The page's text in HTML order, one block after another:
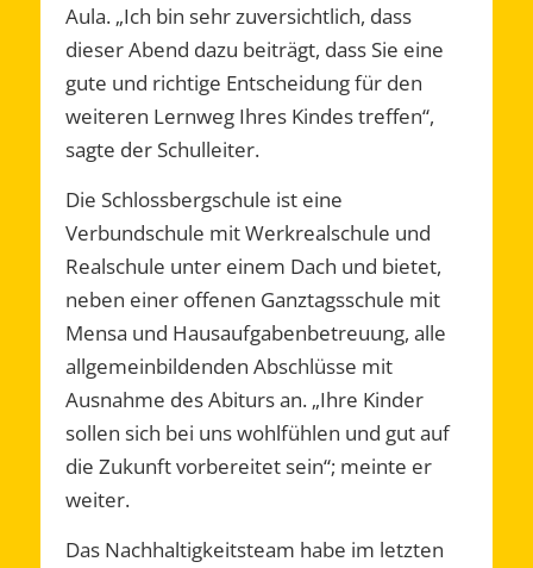
Aula. „Ich bin sehr zuversichtlich, dass
dieser Abend dazu beiträgt, dass Sie eine
gute und richtige Entscheidung für den
weiteren Lernweg Ihres Kindes treffen“,
sagte der Schulleiter.
Die Schlossbergschule ist eine
Verbundschule mit Werkrealschule und
Realschule unter einem Dach und bietet,
neben einer offenen Ganztagsschule mit
Mensa und Hausaufgabenbetreuung, alle
allgemeinbildenden Abschlüsse mit
Ausnahme des Abiturs an. „Ihre Kinder
sollen sich bei uns wohlfühlen und gut auf
die Zukunft vorbereitet sein“; meinte er
weiter.
Das Nachhaltigkeitsteam habe im letzten